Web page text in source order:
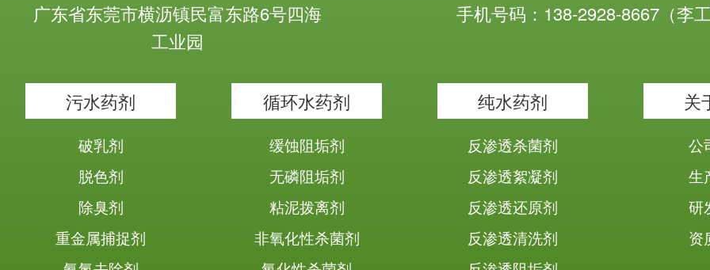
广东省东莞市横沥镇民富东路6号四海
工业园
手机号码：138-2928-8667（李
污水药剂
破乳剂
脱色剂
除臭剂
重金属捕捉剂
循环水药剂
缓蚀阻垢剂
无磷阻垢剂
粘泥拨离剂
非氧化性杀菌剂
纯水药剂
反渗透杀菌剂
反渗透絮凝剂
反渗透还原剂
反渗透清洗剂
关
公
生
研
资